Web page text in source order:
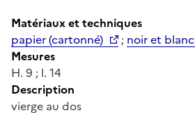
Matériaux et techniques
papier (cartonné)
; noir et blanc
Mesures
H. 9 ; l. 14
Description
vierge au dos